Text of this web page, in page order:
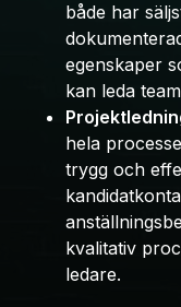
både har
egenskaper
kan leda
hela
trygg och
kvalitativ
ledare.